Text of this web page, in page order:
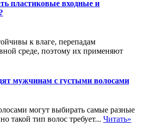
пластиковые входные и
к влаге, перепадам
среде, поэтому их применяют
мужчинам с густыми волосами
могут выбирать самые разные
такой тип волос требует... Читать»